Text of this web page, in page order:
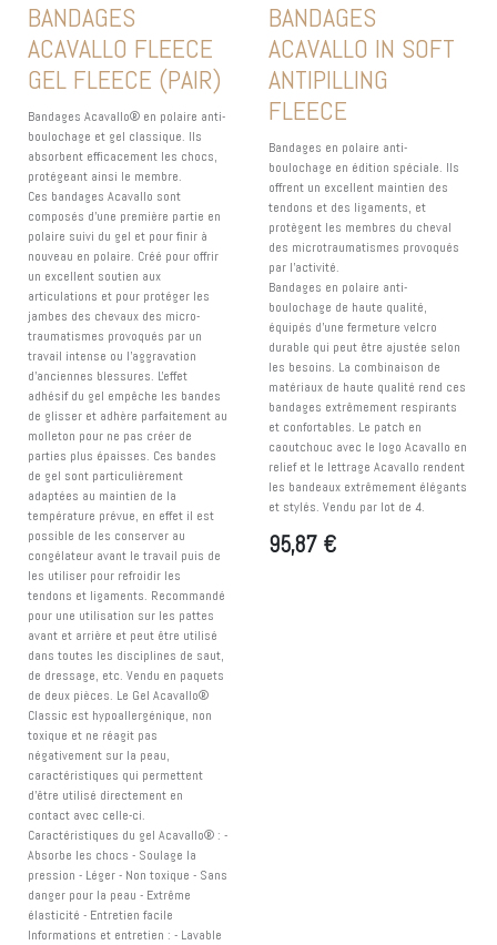
BANDAGES
ACAVALLO FLEECE
GEL FLEECE (PAIR)
Bandages Acavallo® en polaire anti-
boulochage et gel classique. Ils
absorbent efficacement les chocs,
protégeant ainsi le membre.
Ces bandages Acavallo sont
composés d'une première partie en
polaire suivi du gel et pour finir à
nouveau en polaire. Créé pour offrir
un excellent soutien aux
articulations et pour protéger les
jambes des chevaux des micro-
traumatismes provoqués par un
travail intense ou l'aggravation
d'anciennes blessures. L'effet
adhésif du gel empêche les bandes
de glisser et adhère parfaitement au
molleton pour ne pas créer de
parties plus épaisses. Ces bandes
de gel sont particulièrement
adaptées au maintien de la
température prévue, en effet il est
possible de les conserver au
congélateur avant le travail puis de
les utiliser pour refroidir les
tendons et ligaments. Recommandé
pour une utilisation sur les pattes
avant et arrière et peut être utilisé
dans toutes les disciplines de saut,
de dressage, etc. Vendu en paquets
de deux pièces. Le Gel Acavallo®
Classic est hypoallergénique, non
toxique et ne réagit pas
négativement sur la peau,
caractéristiques qui permettent
d'être utilisé directement en
contact avec celle-ci.
Caractéristiques du gel Acavallo® : -
Absorbe les chocs - Soulage la
pression - Léger - Non toxique - Sans
danger pour la peau - Extrême
élasticité - Entretien facile
Informations et entretien : - Lavable
BANDAGES
ACAVALLO IN SOFT
ANTIPILLING
FLEECE
Bandages en polaire anti-
boulochage en édition spéciale. Ils
offrent un excellent maintien des
tendons et des ligaments, et
protègent les membres du cheval
des microtraumatismes provoqués
par l'activité.
Bandages en polaire anti-
boulochage de haute qualité,
équipés d'une fermeture velcro
durable qui peut être ajustée selon
les besoins. La combinaison de
matériaux de haute qualité rend ces
bandages extrêmement respirants
et confortables. Le patch en
caoutchouc avec le logo Acavallo en
relief et le lettrage Acavallo rendent
les bandeaux extrêmement élégants
et stylés. Vendu par lot de 4.
95,87€